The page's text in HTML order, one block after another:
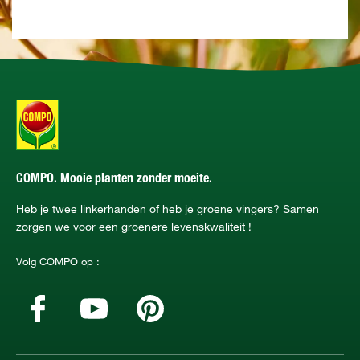
COMPO. Mooie planten zonder moeite.
Heb je twee linkerhanden of heb je groene vingers? Samen
zorgen we voor een groenere levenskwaliteit !
Volg COMPO op :